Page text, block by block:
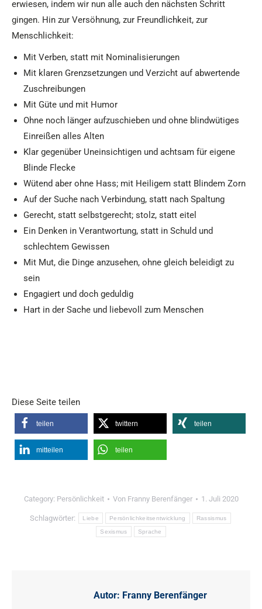
erwiesen, indem wir nun alle auch den nächsten Schritt
gingen. Hin zur Versöhnung, zur Freundlichkeit, zur
Menschlichkeit:
Mit Verben, statt mit Nominalisierungen
Mit klaren Grenzsetzungen und Verzicht auf abwertende
Zuschreibungen
Mit Güte und mit Humor
Ohne noch länger aufzuschieben und ohne blindwütiges
Einreißen alles Alten
Klar gegenüber Uneinsichtigen und achtsam für eigene
Blinde Flecke
Wütend aber ohne Hass; mit Heiligem statt Blindem Zorn
Auf der Suche nach Verbindung, statt nach Spaltung
Gerecht, statt selbstgerecht; stolz, statt eitel
Ein Denken in Verantwortung, statt in Schuld und
schlechtem Gewissen
Mit Mut, die Dinge anzusehen, ohne gleich beleidigt zu
sein
Engagiert und doch geduldig
Hart in der Sache und liebevoll zum Menschen
Diese Seite teilen
teilen twittern teilen
mitteilen teilen
Category: Persönlichkeit Von Franny Berenfänger 1. Juli 2020
Schlagwörter: Liebe Persönlichkeitsentwicklung Rassismus
Sexismus Sprache
Autor: Franny Berenfänger